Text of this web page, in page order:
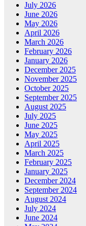
July 2026
June 2026
May 2026
April 2026
March 2026
February 2026
January 2026
December 2025
November 2025
October 2025
September 2025
August 2025
July 2025
June 2025
May 2025
April 2025
March 2025
February 2025
January 2025
December 2024
September 2024
August 2024
July 2024
June 2024